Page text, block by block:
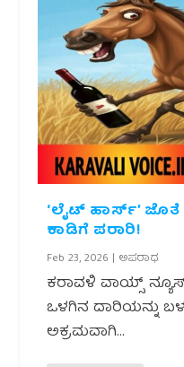
‘ಲೈಟ್ ಹಾರ್ಸ್’
ಕಾಡಿಗೆ ಪರಾರಿ!
Feb 23, 2026 | ಅಪರಾಧ
ಕರಾವಳಿ ವಾಯ್ಸ್
ಒಳಗಿನ ದಾರಿಯನ್ನು
ಅಕ್ರಮವಾಗಿ...